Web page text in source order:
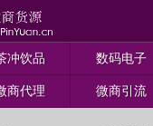
冲饮品 数码电子
商代理 微商引流